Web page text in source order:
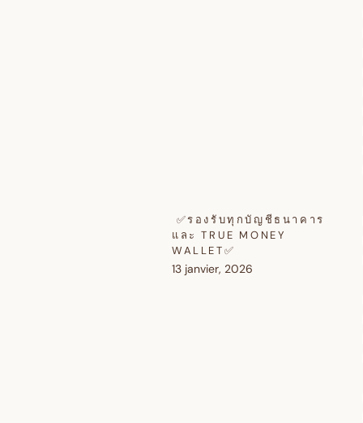
✅รองรับทุกบัญชีธนาคาร
และ TRUE MONEY
WALLET✅
13 janvier, 2026